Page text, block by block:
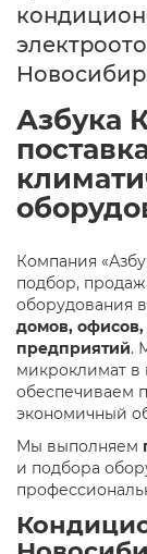
Азбука
Компания
подбор,
оборудования
домов,
предприятий.
микроклимат
обеспечиваем
экономичный
Мы выполняем
и подбора